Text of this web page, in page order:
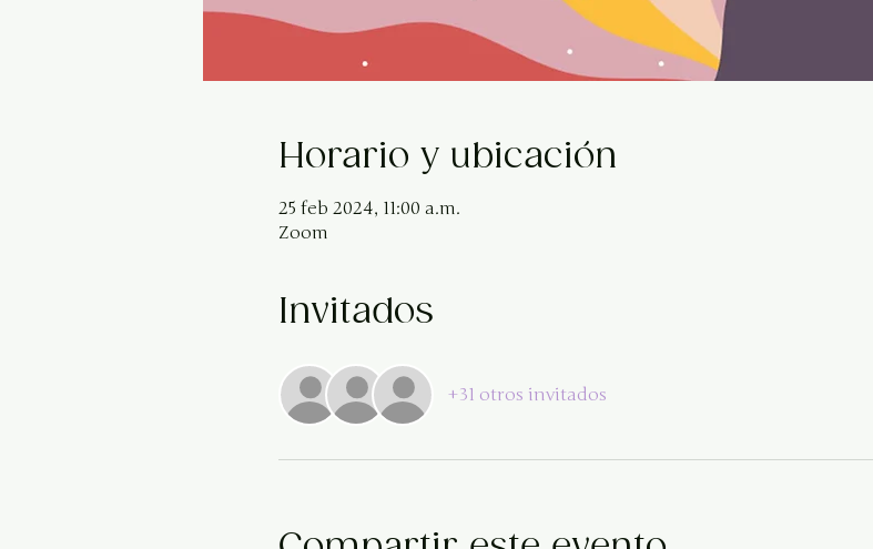
Horario y ubicación
25 feb 2024, 11:00 a.m.
Zoom
Invitados
+31 otros invitados